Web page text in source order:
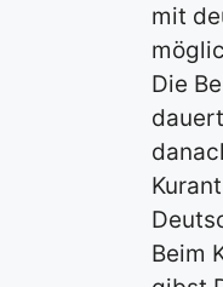
mit
Die
Beim